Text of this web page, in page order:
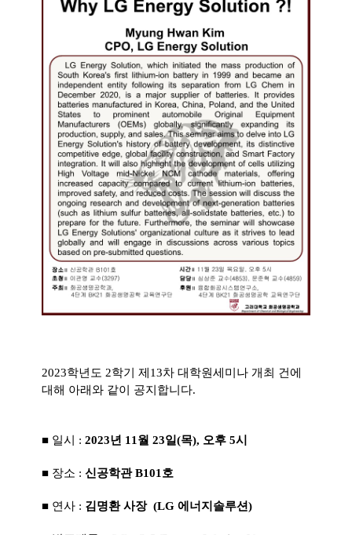
2023학년도 2학기 제13차 대학원세미나 개최 건에
대해 아래와 같이 공지합니다.
■ 일시 : 2023년 11월 23일(목), 오후 5시
■ 장소 : 신공학관 B101호
■ 연사 : 김명환 사장 (LG 에너지솔루션)